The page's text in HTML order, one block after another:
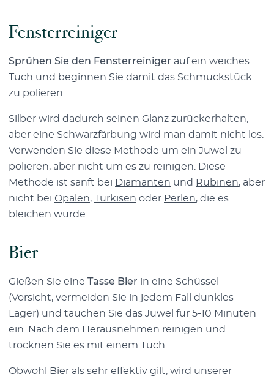
Fensterreiniger
Sprühen Sie den Fensterreiniger auf ein weiches
Tuch und beginnen Sie damit das Schmuckstück
zu polieren.
Silber wird dadurch seinen Glanz zurückerhalten,
aber eine Schwarzfärbung wird man damit nicht los.
Verwenden Sie diese Methode um ein Juwel zu
polieren, aber nicht um es zu reinigen. Diese
Methode ist sanft bei Diamanten und Rubinen, aber
nicht bei Opalen, Türkisen oder Perlen, die es
bleichen würde.
Bier
Gießen Sie eine Tasse Bier in eine Schüssel
(Vorsicht, vermeiden Sie in jedem Fall dunkles
Lager) und tauchen Sie das Juwel für 5-10 Minuten
ein. Nach dem Herausnehmen reinigen und
trocknen Sie es mit einem Tuch.
Obwohl Bier als sehr effektiv gilt, wird unserer